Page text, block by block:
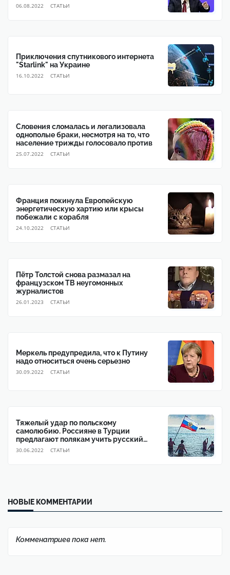
06.08.2022 CТАТЬИ
Приключения спутникового интернета
"Starlink" на Украине
16.10.2022 CТАТЬИ
Словения сломалась и легализовала
однополые браки, несмотря на то, что
население трижды голосовало против
25.07.2022 CТАТЬИ
Франция покинула Европейскую
энергетическую хартию или крысы
побежали с корабля
24.10.2022 CТАТЬИ
Пётр Толстой снова размазал на
французском ТВ неугомонных
журналистов
26.01.2023 CТАТЬИ
Меркель предупредила, что к Путину
надо относиться очень серьезно
30.09.2022 CТАТЬИ
Тяжелый удар по польскому
самолюбию. Россияне в Турции
предлагают полякам учить русский
язык
30.06.2022 CТАТЬИ
НОВЫЕ КОММЕНТАРИИ
Комменатриев пока нет.